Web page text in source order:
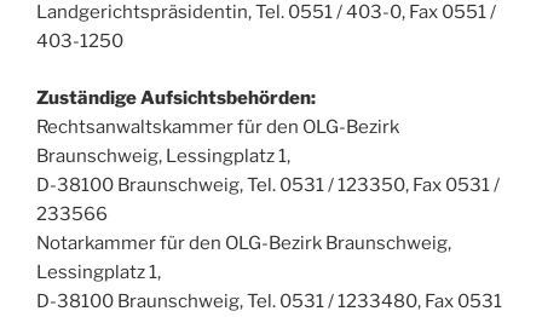
Landgerichtspräsidentin, Tel. 0551 / 403-0, Fax 0551 /
403-1250
Zuständige Aufsichtsbehörden:
Rechtsanwaltskammer für den OLG-Bezirk
Braunschweig, Lessingplatz 1,
D-38100 Braunschweig, Tel. 0531 / 123350, Fax 0531 /
233566
Notarkammer für den OLG-Bezirk Braunschweig,
Lessingplatz 1,
D-38100 Braunschweig, Tel. 0531 / 1233480, Fax 0531